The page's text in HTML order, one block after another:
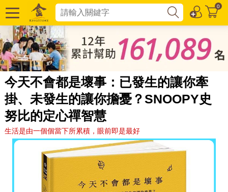
0
今天不會都是壞事：已發生的讓你牽
掛、未發生的讓你擔憂？SNOOPY史
努比的定心禪智慧
生活是由一個個當下所累積，眼前即是最好